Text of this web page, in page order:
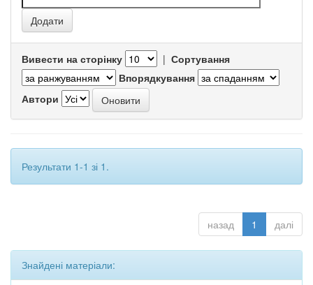
Вивести на сторінку | Сортування
Впорядкування
Автори
Результати 1-1 зі 1.
назад 1 далі
Знайдені матеріали: